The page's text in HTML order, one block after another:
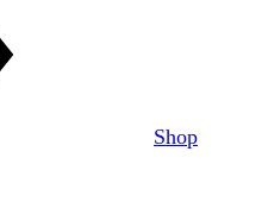
Shop